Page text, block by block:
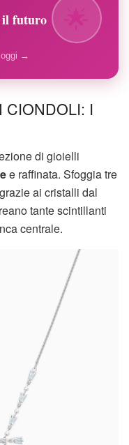
il futuro
oggi →
CIONDOLI: I
di gioielli
e raffinata. Sfoggia tre
ai cristalli dal
tante scintillanti
centrale.